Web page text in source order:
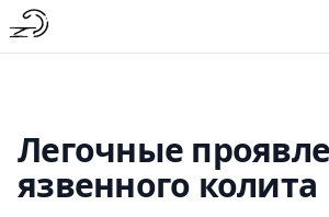
Легочные
язвенного колита